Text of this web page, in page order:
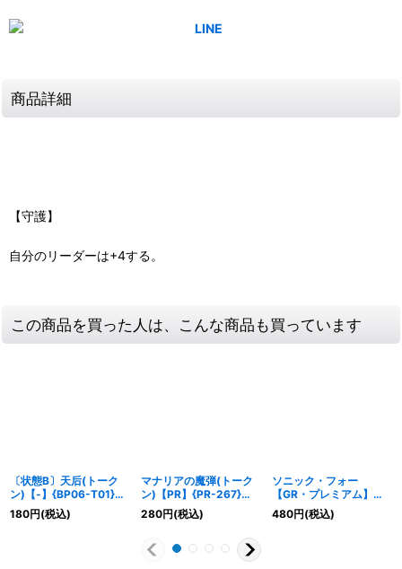
商品詳細
【守護】
自分のリーダーは+4する。
この商品を買った人は、こんな商品も買っています
〔状態B〕天后(トーク
ン)【-】{BP06-T01}
《ウィッチ》
180円(税込)
マナリアの魔弾(トーク
ン)【PR】{PR-267}
《ウィッチ》
280円(税込)
ソニック・フォー
【GR・プレミアム】
{BP07-P11}《ウィッ
チ》
480円(税込)